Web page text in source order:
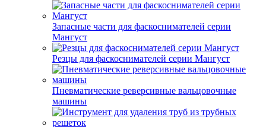
Запасные части для фаскоснимателей серии
Мангуст
Резцы для фаскоснимателей серии Мангуст
Пневматические реверсивные вальцовочные
машины